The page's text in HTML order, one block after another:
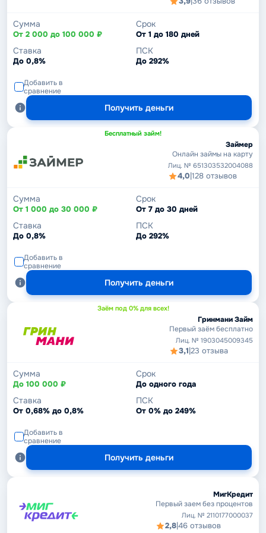
Сумма
От 2 000 до 100 000 ₽
Срок
От 1 до 180 дней
Ставка
До 0,8%
ПСК
До 292%
Добавить в
сравнение
Получить деньги
Бесплатный займ!
Займер
Онлайн займы на карту
Лиц. № 651303532004088
4,0|128 отзывов
Сумма
От 1 000 до 30 000 ₽
Срок
От 7 до 30 дней
Ставка
До 0,8%
ПСК
До 292%
Добавить в
сравнение
Получить деньги
Заём под 0% для всех!
Гринмани Займ
Первый заём бесплатно
Лиц. № 1903045009345
3,1|23 отзыва
Сумма
До 100 000 ₽
Срок
До одного года
Ставка
От 0,68% до 0,8%
ПСК
От 0% до 249%
Добавить в
сравнение
Получить деньги
МигКредит
Первый заем без процентов
Лиц. № 2110177000037
2,8|46 отзывов